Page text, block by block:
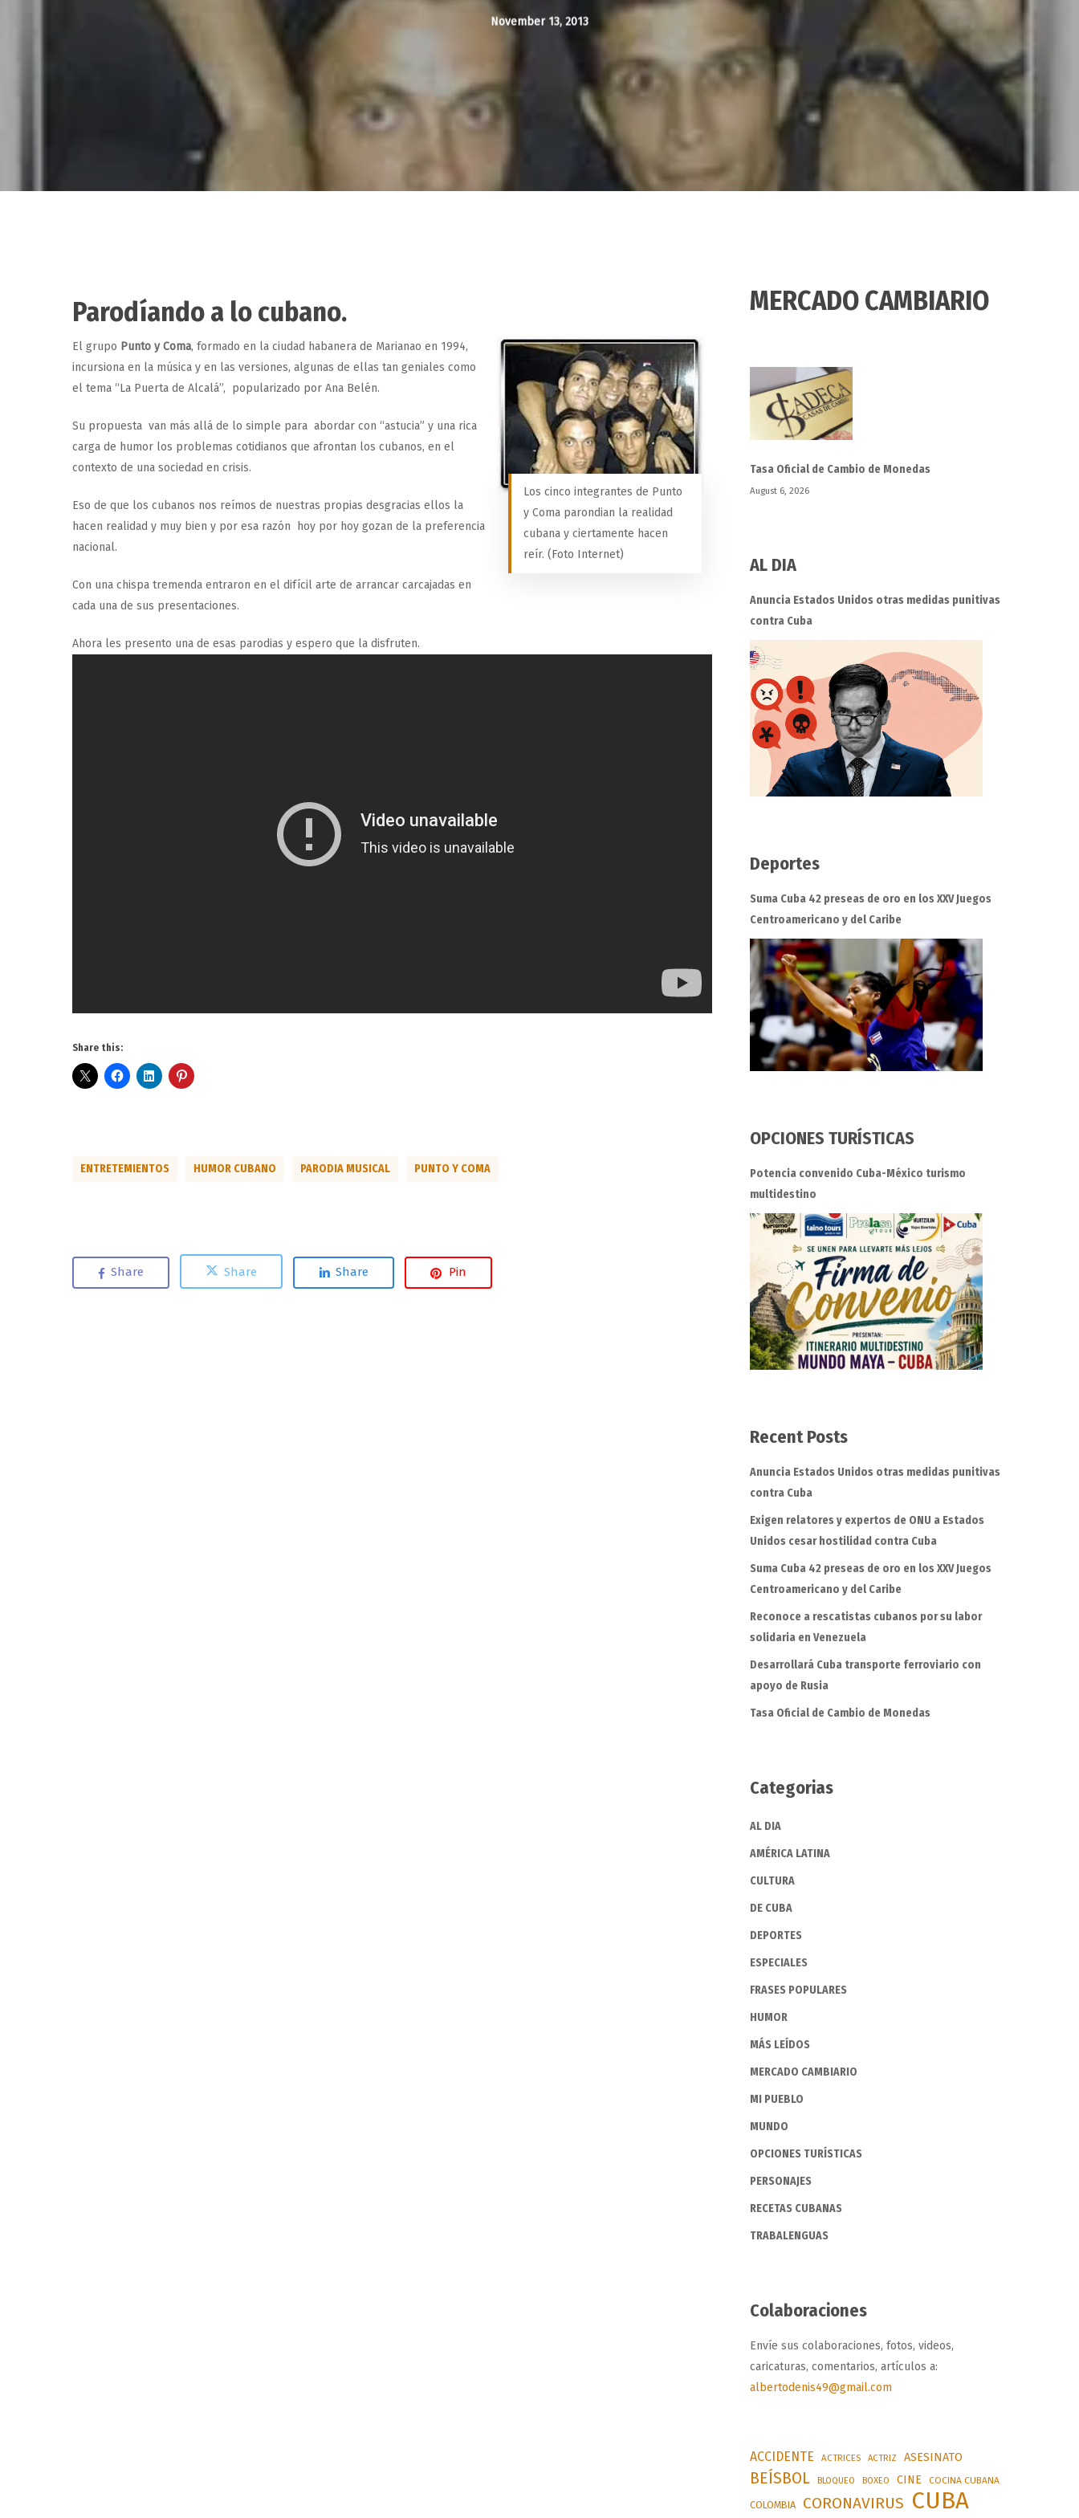
Hit enter to search or ESC to close
November 13, 2013
Parodíando a lo cubano.
Los cinco integrantes de Punto
y Coma parondian la realidad
cubana y ciertamente hacen
reír. (Foto Internet)
El grupo Punto y Coma, formado en la ciudad habanera de Marianao en 1994,
incursiona en la música y en las versiones, algunas de ellas tan geniales como
el tema “La Puerta de Alcalá”, popularizado por Ana Belén.
Su propuesta van más allá de lo simple para abordar con “astucia” y una rica
carga de humor los problemas cotidianos que afrontan los cubanos, en el
contexto de una sociedad en crisis.
Eso de que los cubanos nos reímos de nuestras propias desgracias ellos la
hacen realidad y muy bien y por esa razón hoy por hoy gozan de la preferencia
nacional.
Con una chispa tremenda entraron en el difícil arte de arrancar carcajadas en
cada una de sus presentaciones.
Ahora les presento una de esas parodias y espero que la disfruten.
Share this:
ENTRETEMIENTOS HUMOR CUBANO PARODIA MUSICAL PUNTO Y COMA
Share Share Share Pin
MERCADO CAMBIARIO
Tasa Oficial de Cambio de Monedas
August 6, 2026
AL DIA
Anuncia Estados Unidos otras medidas punitivas
contra Cuba
Deportes
Suma Cuba 42 preseas de oro en los XXV Juegos
Centroamericano y del Caribe
OPCIONES TURÍSTICAS
Potencia convenido Cuba-México turismo
multidestino
Recent Posts
Anuncia Estados Unidos otras medidas punitivas
contra Cuba
Exigen relatores y expertos de ONU a Estados
Unidos cesar hostilidad contra Cuba
Suma Cuba 42 preseas de oro en los XXV Juegos
Centroamericano y del Caribe
Reconoce a rescatistas cubanos por su labor
solidaria en Venezuela
Desarrollará Cuba transporte ferroviario con
apoyo de Rusia
Tasa Oficial de Cambio de Monedas
Categorias
AL DIA
AMÉRICA LATINA
CULTURA
DE CUBA
DEPORTES
ESPECIALES
FRASES POPULARES
HUMOR
MÁS LEÍDOS
MERCADO CAMBIARIO
MI PUEBLO
MUNDO
OPCIONES TURÍSTICAS
PERSONAJES
RECETAS CUBANAS
TRABALENGUAS
Colaboraciones
Envíe sus colaboraciones, fotos, videos,
caricaturas, comentarios, artículos a:
albertodenis49@gmail.com
ACCIDENTE ACTRICES ACTRIZ ASESINATO
BEÍSBOL BLOQUEO BOXEO CINE COCINA CUBANA
COLOMBIA CORONAVIRUS CUBA